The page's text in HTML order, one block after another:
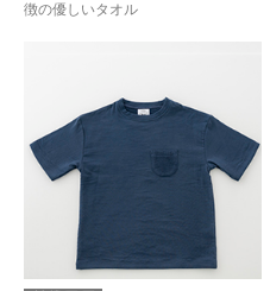
徴の優しいタオル